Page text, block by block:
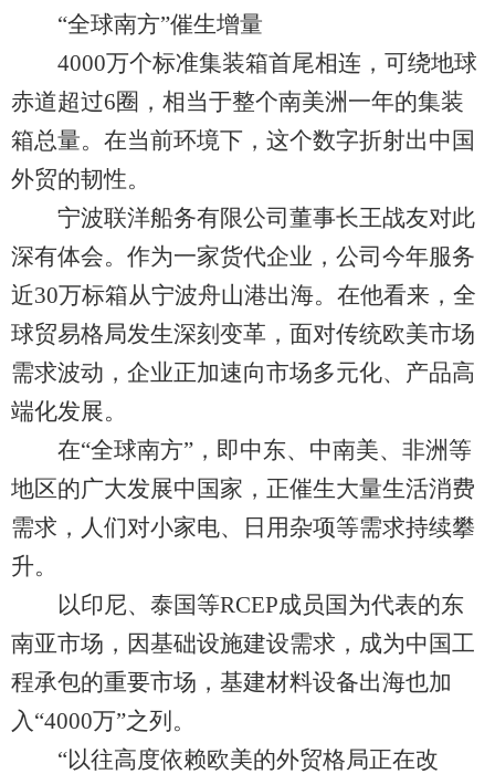
“全球南方”催生增量
4000万个标准集装箱首尾相连，可绕地球
赤道超过6圈，相当于整个南美洲一年的集装
箱总量。在当前环境下，这个数字折射出中国
外贸的韧性。
宁波联洋船务有限公司董事长王战友对此
深有体会。作为一家货代企业，公司今年服务
近30万标箱从宁波舟山港出海。在他看来，全
球贸易格局发生深刻变革，面对传统欧美市场
需求波动，企业正加速向市场多元化、产品高
端化发展。
在“全球南方”，即中东、中南美、非洲等
地区的广大发展中国家，正催生大量生活消费
需求，人们对小家电、日用杂项等需求持续攀
升。
以印尼、泰国等RCEP成员国为代表的东
南亚市场，因基础设施建设需求，成为中国工
程承包的重要市场，基建材料设备出海也加
入“4000万”之列。
“以往高度依赖欧美的外贸格局正在改